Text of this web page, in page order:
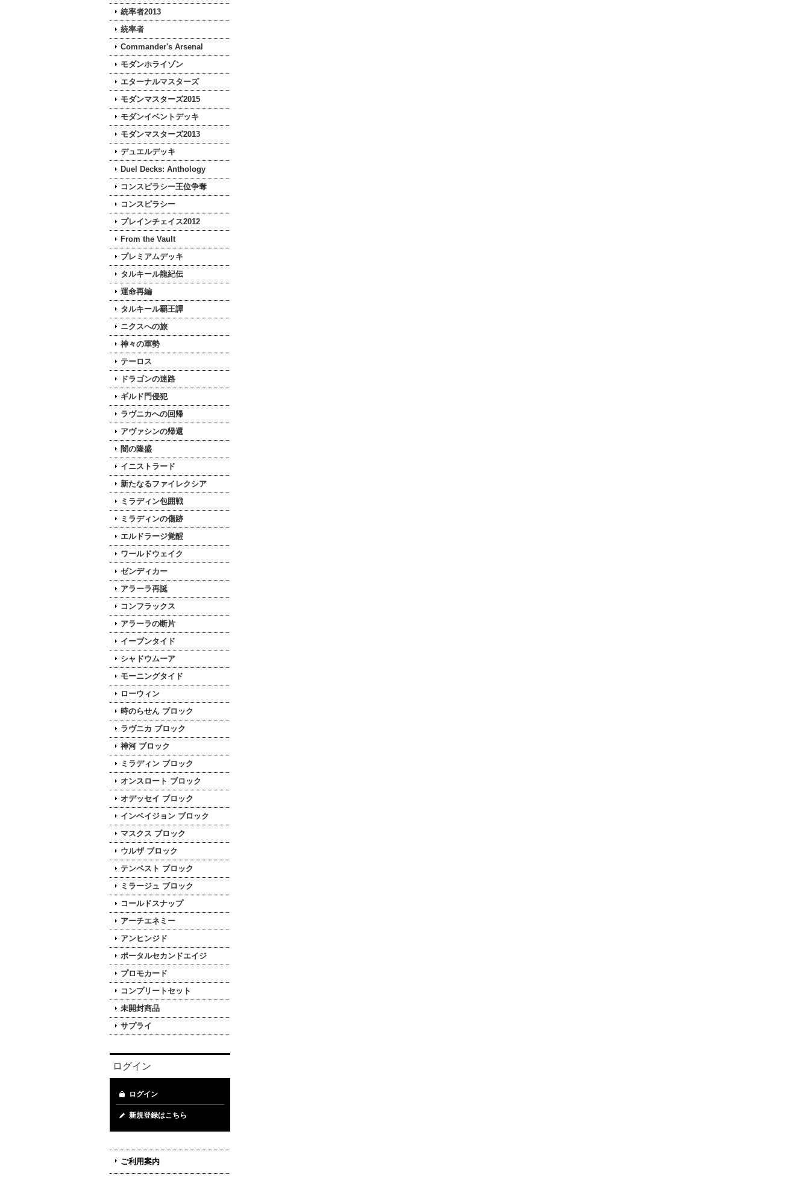
統率者2013
統率者
Commander's Arsenal
モダンホライゾン
エターナルマスターズ
モダンマスターズ2015
モダンイベントデッキ
モダンマスターズ2013
デュエルデッキ
Duel Decks: Anthology
コンスピラシー王位争奪
コンスピラシー
プレインチェイス2012
From the Vault
プレミアムデッキ
タルキール龍紀伝
運命再編
タルキール覇王譚
ニクスへの旅
神々の軍勢
テーロス
ドラゴンの迷路
ギルド門侵犯
ラヴニカへの回帰
アヴァシンの帰還
闇の隆盛
イニストラード
新たなるファイレクシア
ミラディン包囲戦
ミラディンの傷跡
エルドラージ覚醒
ワールドウェイク
ゼンディカー
アラーラ再誕
コンフラックス
アラーラの断片
イーブンタイド
シャドウムーア
モーニングタイド
ローウィン
時のらせん ブロック
ラヴニカ ブロック
神河 ブロック
ミラディン ブロック
オンスロート ブロック
オデッセイ ブロック
インベイジョン ブロック
マスクス ブロック
ウルザ ブロック
テンペスト ブロック
ミラージュ ブロック
コールドスナップ
アーチエネミー
アンヒンジド
ポータルセカンドエイジ
プロモカード
コンプリートセット
未開封商品
サプライ
ログイン
ログイン
新規登録はこちら
ご利用案内